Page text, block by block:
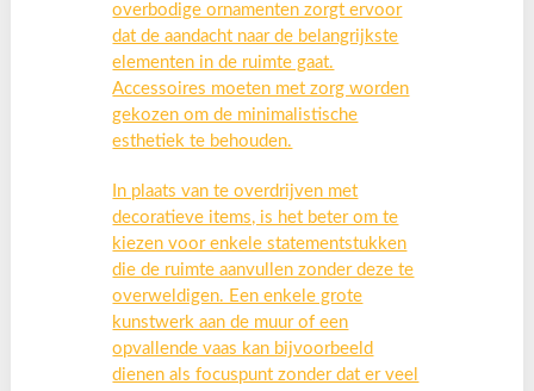
overbodige ornamenten zorgt ervoor
dat de aandacht naar de belangrijkste
elementen in de ruimte gaat.
Accessoires moeten met zorg worden
gekozen om de minimalistische
esthetiek te behouden.
In plaats van te overdrijven met
decoratieve items, is het beter om te
kiezen voor enkele statementstukken
die de ruimte aanvullen zonder deze te
overweldigen. Een enkele grote
kunstwerk aan de muur of een
opvallende vaas kan bijvoorbeeld
dienen als focuspunt zonder dat er veel